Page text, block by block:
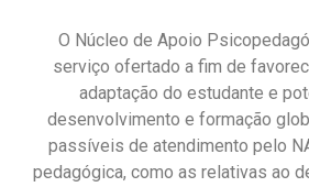
O Núcleo de Apoio
serviço ofertado a fim de
adaptação do estudante e
desenvolvimento e formação
passíveis de atendimento pelo
pedagógica, como as relativas ao